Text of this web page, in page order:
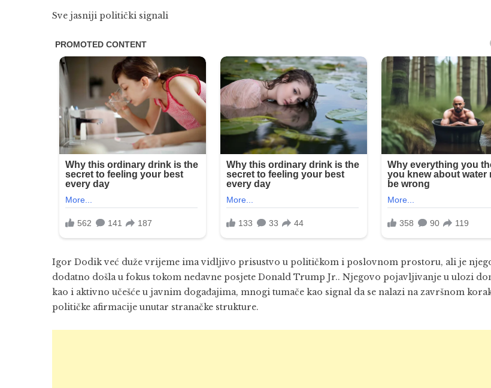
Sve jasniji politički signali
Igor Dodik već duže vrijeme ima vidljivo prisustvo u političkom i poslovnom prostoru, ali je
dodatno došla u fokus tokom nedavne posjete Donald Trump Jr.. Njegovo pojavljivanje u ulozi
kao i aktivno učešće u javnim događajima, mnogi tumače kao signal da se nalazi na završnom
političke afirmacije unutar stranačke strukture.